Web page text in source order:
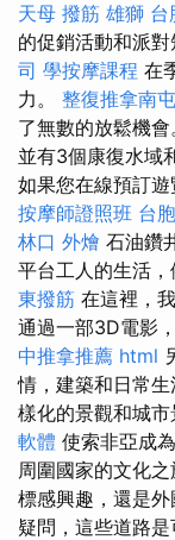
天母 撥筋 雄獅 台
的促銷活動和派
司 學按摩課程 在
力。 整復推拿南屯
了無數的放鬆機會
並有3個康復水域
如果您在線預訂遊
按摩師證照班 台
林口 外燴 石油鑽
平台工人的生活
東撥筋 在這裡，
通過一部3D電影
中推拿推薦 html
情，建築和日常
樣化的景觀和城
軟體 使索非亞成
周圍國家的文化
標感興趣，還是
疑問，這些道路